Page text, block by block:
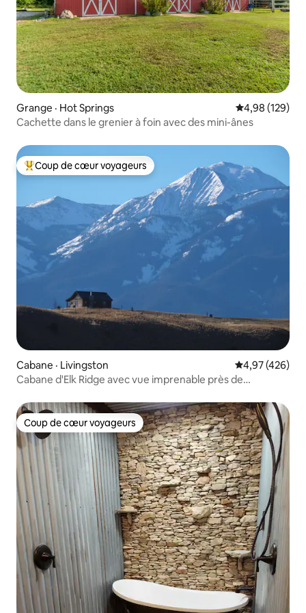
Grange · Hot Springs Note
4,98 (129)
Cachette dans le grenier à foin avec des mini-ânes
Coup de cœur voyageurs parmi les plus aimés
Coup de cœur voyageurs
Cabane · Livingston Note
4,97 (426)
Cabane d'Elk Ridge avec vue imprenable près de
Coup de cœur voyageurs
Coup de cœur voyageurs